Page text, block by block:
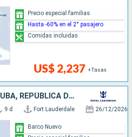
US$ 2,237 +Tasas
Precio especial familias
Hasta -60% en el 2° pasajero
Comidas incluidas
ESTADOS UNIDOS, ARUBA, REPÚBLICA DOMINICANA, BAHAMAS
9 d Fort Lauderdale 26/12/2026
Barco Nuevo